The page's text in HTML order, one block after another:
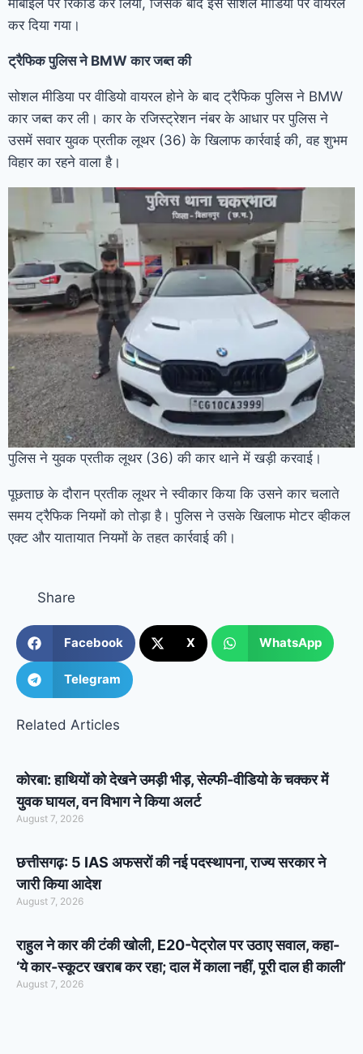
कर दिया गया।
ट्रैफिक पुलिस ने BMW कार जब्त की
सोशल मीडिया पर वीडियो वायरल होने के बाद ट्रैफिक पुलिस ने BMW
कार जब्त कर ली। कार के रजिस्ट्रेशन नंबर के आधार पर पुलिस ने
उसमें सवार युवक प्रतीक लूथर (36) के खिलाफ कार्रवाई की, वह शुभम
विहार का रहने वाला है।
पुलिस ने युवक प्रतीक लूथर (36) की कार थाने में खड़ी करवाई।
पूछताछ के दौरान प्रतीक लूथर ने स्वीकार किया कि उसने कार चलाते
समय ट्रैफिक नियमों को तोड़ा है। पुलिस ने उसके खिलाफ मोटर व्हीकल
एक्ट और यातायात नियमों के तहत कार्रवाई की।
Share
Facebook X WhatsApp
Telegram
Related Articles
कोरबा: हाथियों को देखने उमड़ी भीड़, सेल्फी-वीडियो के चक्कर में
युवक घायल, वन विभाग ने किया अलर्ट
August 7, 2026
छत्तीसगढ़: 5 IAS अफसरों की नई पदस्थापना, राज्य सरकार ने
जारी किया आदेश
August 7, 2026
राहुल ने कार की टंकी खोली, E20-पेट्रोल पर उठाए सवाल, कहा-
‘ये कार-स्कूटर खराब कर रहा; दाल में काला नहीं, पूरी दाल ही काली’
August 7, 2026